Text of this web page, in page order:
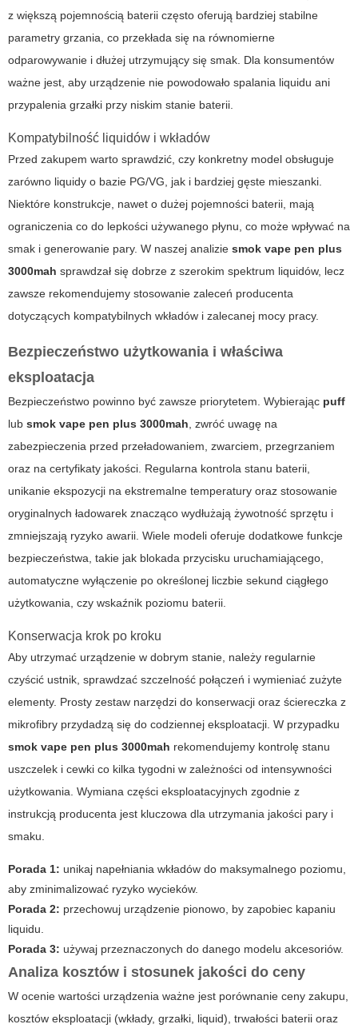
z większą pojemnością baterii często oferują bardziej stabilne
parametry grzania, co przekłada się na równomierne
odparowywanie i dłużej utrzymujący się smak. Dla konsumentów
ważne jest, aby urządzenie nie powodowało spalania liquidu ani
przypalenia grzałki przy niskim stanie baterii.
Kompatybilność liquidów i wkładów
Przed zakupem warto sprawdzić, czy konkretny model obsługuje
zarówno liquidy o bazie PG/VG, jak i bardziej gęste mieszanki.
Niektóre konstrukcje, nawet o dużej pojemności baterii, mają
ograniczenia co do lepkości używanego płynu, co może wpływać na
smak i generowanie pary. W naszej analizie smok vape pen plus
3000mah sprawdzał się dobrze z szerokim spektrum liquidów, lecz
zawsze rekomendujemy stosowanie zaleceń producenta
dotyczących kompatybilnych wkładów i zalecanej mocy pracy.
Bezpieczeństwo użytkowania i właściwa
eksploatacja
Bezpieczeństwo powinno być zawsze priorytetem. Wybierając puff
lub smok vape pen plus 3000mah , zwróć uwagę na
zabezpieczenia przed przeładowaniem, zwarciem, przegrzaniem
oraz na certyfikaty jakości. Regularna kontrola stanu baterii,
unikanie ekspozycji na ekstremalne temperatury oraz stosowanie
oryginalnych ładowarek znacząco wydłużają żywotność sprzętu i
zmniejszają ryzyko awarii. Wiele modeli oferuje dodatkowe funkcje
bezpieczeństwa, takie jak blokada przycisku uruchamiającego,
automatyczne wyłączenie po określonej liczbie sekund ciągłego
użytkowania, czy wskaźnik poziomu baterii.
Konserwacja krok po kroku
Aby utrzymać urządzenie w dobrym stanie, należy regularnie
czyścić ustnik, sprawdzać szczelność połączeń i wymieniać zużyte
elementy. Prosty zestaw narzędzi do konserwacji oraz ściereczka z
mikrofibry przydadzą się do codziennej eksploatacji. W przypadku
smok vape pen plus 3000mah rekomendujemy kontrolę stanu
uszczelek i cewki co kilka tygodni w zależności od intensywności
użytkowania. Wymiana części eksploatacyjnych zgodnie z
instrukcją producenta jest kluczowa dla utrzymania jakości pary i
smaku.
Porada 1: unikaj napełniania wkładów do maksymalnego poziomu,
aby zminimalizować ryzyko wycieków.
Porada 2: przechowuj urządzenie pionowo, by zapobiec kapaniu
liquidu.
Porada 3: używaj przeznaczonych do danego modelu akcesoriów.
Analiza kosztów i stosunek jakości do ceny
W ocenie wartości urządzenia ważne jest porównanie ceny zakupu,
kosztów eksploatacji (wkłady, grzałki, liquid), trwałości baterii oraz